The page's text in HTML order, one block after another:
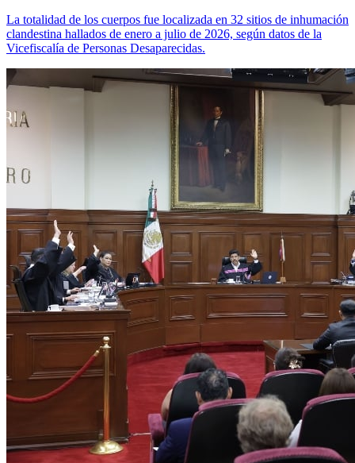
La totalidad de los cuerpos fue localizada en 32 sitios de inhumación
clandestina hallados de enero a julio de 2026, según datos de la
Vicefiscalía de Personas Desaparecidas.